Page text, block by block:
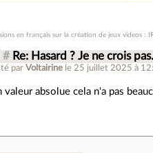
en français sur la création de jeux videos :
# Re: Hasard ? Je ne crois pas.
par Voltairine le 25 juillet 2025 à
valeur absolue cela n'a pas